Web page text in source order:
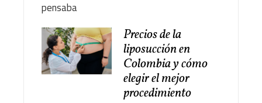
Precios de la
liposucción en
Colombia y cómo
elegir el mejor
procedimiento